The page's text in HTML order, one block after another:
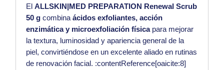
ElALLSKIN|MED PREPARATION Renewal Scrub
50 g combinaácidos exfoliantes, acción
enzimática y microexfoliación físicapara mejorar
la textura, luminosidad y apariencia general de la
piel, convirtiéndose en un excelente aliado en rutinas
de renovación facial. :contentReference[oaicite:8]